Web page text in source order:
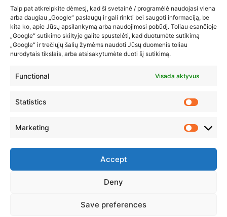
Taip pat atkreipkite dėmesį, kad ši svetainė / programėlė naudojasi viena
arba daugiau „Google“ paslaugų ir gali rinkti bei saugoti informaciją, be
kita ko, apie Jūsų apsilankymą arba naudojimosi pobūdį. Toliau esančioje
„Google“ sutikimo skiltyje galite spustelėti, kad duotumėte sutikimą
„Google“ ir trečiųjų šalių žymėms naudoti Jūsų duomenis toliau
nurodytais tikslais, arba atsisakytumėte duoti šį sutikimą.
Functional Visada aktyvus
Statistics
Marketing
Accept
Deny
Save preferences
© 2023 ZUIKIO RECEPTAI VISOS TEISĖS SAUGOMOS